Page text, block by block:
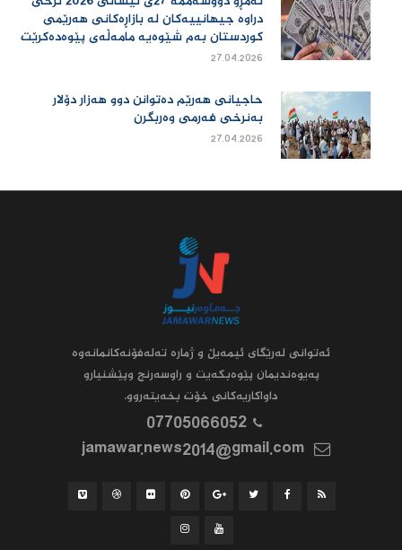
دراوە جیهانییەكان لە بازاڕەكانی هەرێمی
كوردستان بەم شێوەیە مامەڵەی پێوەدەكرێت
27.04.2026
حاجیانی هەرێم دەتوانن دوو هەزار دۆلار
بەنرخی فەرمی وەربگرن
27.04.2026
ئه‌توانى له‌رێگاى ئیمه‌یڵ و ژماره‌ ته‌له‌فۆنه‌کانمانه‌وه‌
په‌یوه‌ندیمان پێوه‌بکه‌یت و راوسه‌رنج وپێشنیارو
داواکاریه‌کانى خۆت بخه‌یته‌روو.
07705066052
jamawar.news2014@gmail.com